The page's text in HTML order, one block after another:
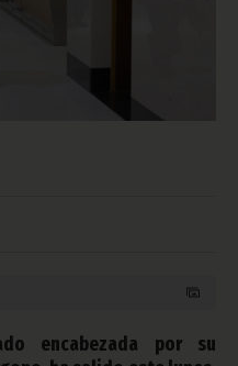
encabezada por su